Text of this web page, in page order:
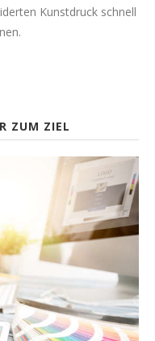
Kunstdruck schnell
ZUM ZIEL